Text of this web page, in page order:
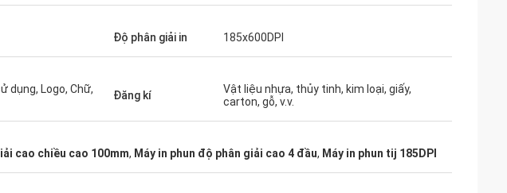
Độ phân giải in 185x600DPI
dụng, Logo, Chữ,
Đăng kí
Vật liệu nhựa, thủy tinh, kim loại, giấy,
carton, gỗ, v.v.
cao chiều cao 100mm, Máy in phun độ phân giải cao 4 đầu, Máy in phun tij 185DPI